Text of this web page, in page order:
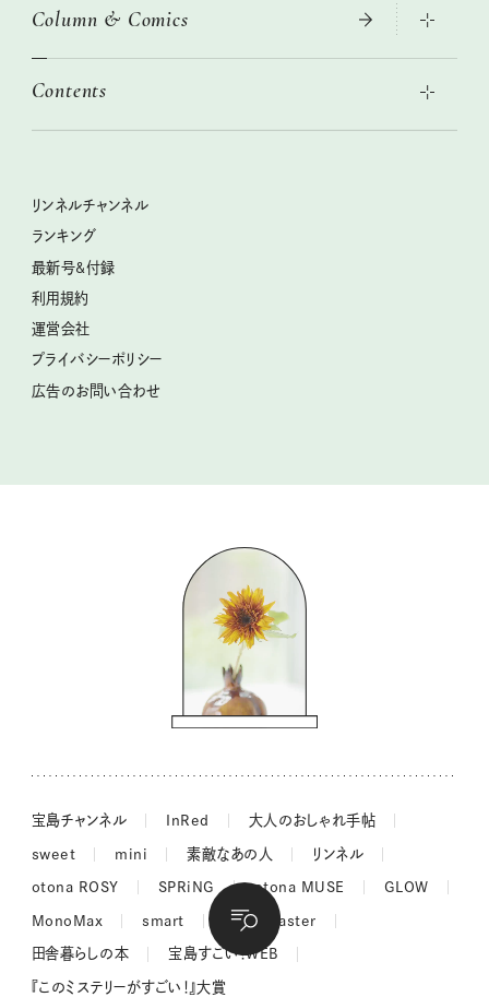
この春ほしい大人のスニーカー 2026春夏
本当に使える「旅道具」
母の日に贈りたい、お花モチーフのアイテム
2026年春夏 トレンドファッションニュース
女子旅おすすめスポット 暮らすように心地いいリンネル旅ガイ
リンネル 暮らしの道具大賞
ナチュラルメイクレッスン
喜ばれる贈り物手帖
Column & Comics
ぐれいさん
空想喫茶トラノコクさんのあの店この店、喫茶訪問日記
圷みほさんのゆるっと週末キャンプ通信
豆柴・まもるくんの旅日記
柳沢小実さんのお散歩するようなゆるり旅
valoさんのかわいいもの探し
コウケンテツのヒトワザ巡り
ノーラのフィンランド旅気分
吉田羊さんの着物と12のアソビゴコロ
長谷川あかりさんの今週もお疲れ様つまみ
Contents
リンネル暮らし部
リンネルチャンネル
おぱんつ君のわくわく楽しい一週間占い
毎日が心地よくなるリンネルタロット
リンネルチャンネル
ランキング
最新号&付録
利用規約
運営会社
プライバシーポリシー
広告のお問い合わせ
宝島チャンネル InRed 大人のおしゃれ手帖
sweet mini 素敵なあの人 リンネル
otona ROSY SPRiNG otona MUSE GLOW
MonoMax smart MonoMaster
田舎暮らしの本 宝島すごい！WEB
『このミステリーがすごい！』大賞